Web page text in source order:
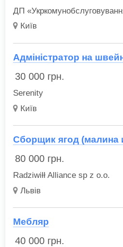
ДП
Київ
Адміністратор на
30 000 грн.
Serenity
Київ
Сборщик ягод (малина
80 000 грн.
Radziwiłł Alliance sp z o.o.
Львів
Мебляр
40 000 грн.